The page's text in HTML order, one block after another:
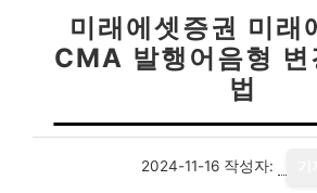
미래에셋증권 미래
CMA 발행어음형 변
법
2024-11-16 작성자: